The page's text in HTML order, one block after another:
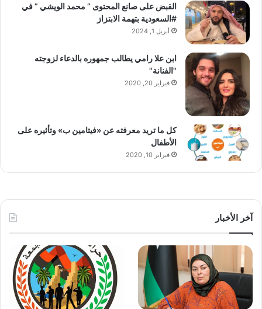
القبض على صانع المحتوى ” محمد الويشي ” في
#السعودية بتهمة الابتزاز
أبريل 1, 2024
ابن علا رامي يطالب جمهوره بالدعاء لزوجته
"الفنانة"
فبراير 20, 2020
كل ما تريد معرفته عن «فيتامين ب» وتأثيره على
الأطفال
فبراير 10, 2020
آخر الأخبار